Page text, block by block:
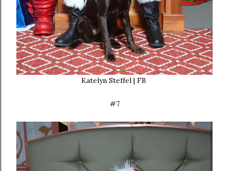
Katelyn Steffel | FB
#7